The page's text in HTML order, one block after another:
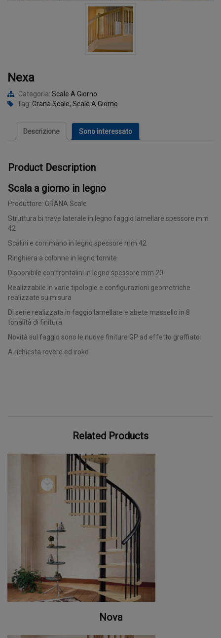
Nexa
Categoria: Scale A Giorno
Tag: Grana Scale, Scale A Giorno
Descrizione Sono interessato
Product Description
Scala a giorno in legno
Produttore: GRANA Scale
Struttura bi trave laterale in legno faggio lamellare spessore mm
42
Scalini e corrimano in legno spessore mm 42
Ringhiera a colonne in legno tornite
Disponibile con frontalini in legno spessore mm 20
Realizzabile in varie tipologie e configurazioni geometriche
realizzate su misura
Di serie realizzata in faggio lamellare e abete massello in 8
tonalità di finitura
Novità sul faggio sono le nuove finiture GP ad effetto graffiato
A richiesta rovere ed iroko
Related Products
Nova